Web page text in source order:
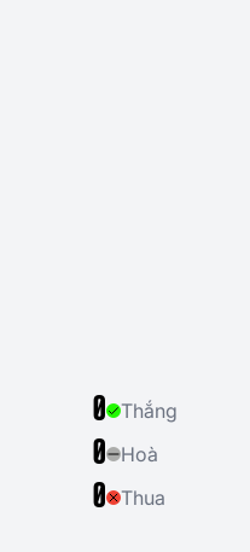
0 Thắng
0 Hoà
0 Thua